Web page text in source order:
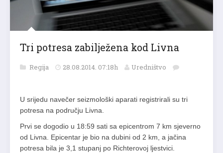
Tri potresa zabilježena kod Livna
Regija 28.08.2014. 07:18h Uredništvo
U srijedu navečer seizmološki aparati registrirali su tri
potresa na području Livna.
Prvi se dogodio u 18:59 sati sa epicentrom 7 km sjeverno
od Livna. Epicentar je bio na dubini od 2 km, a jačina
potresa bila je 3,1 stupanj po Richterovoj ljestvici.